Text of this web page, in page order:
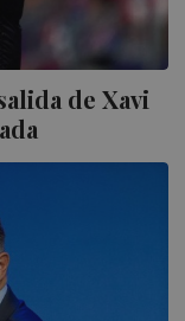
de Xavi